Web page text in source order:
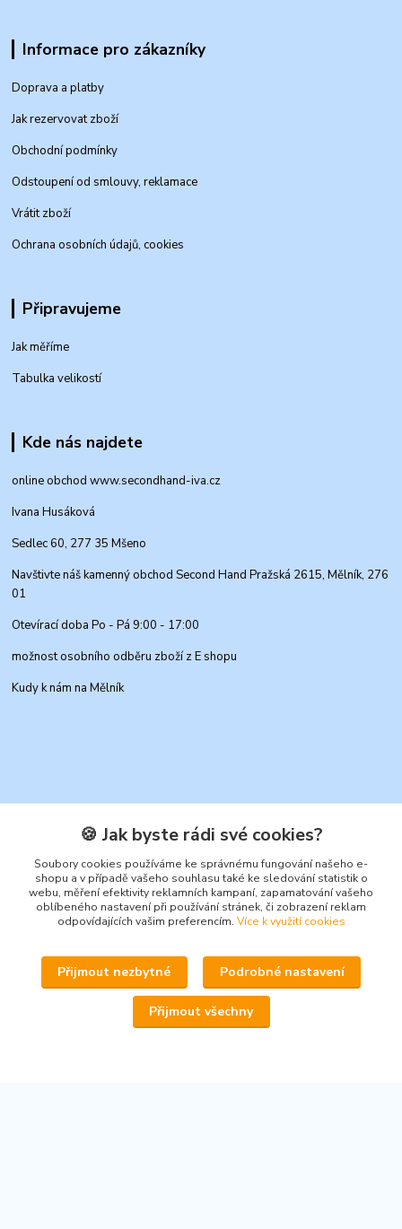
Informace pro zákazníky
Doprava a platby
Jak rezervovat zboží
Obchodní podmínky
Odstoupení od smlouvy, reklamace
Vrátit zboží
Ochrana osobních údajů, cookies
Připravujeme
Jak měříme
Tabulka velikostí
Kde nás najdete
online obchod www.secondhand-iva.cz
Ivana Husáková
Sedlec 60, 277 35 Mšeno
Navštivte náš kamenný obchod Second Hand Pražská 2615, Mělník, 276
01
Otevírací doba Po - Pá 9:00 - 17:00
možnost osobního odběru zboží z E shopu
Kudy k nám na Mělník
Kontakty
Ivana Husáková
+420 315 695 684
🍪 Jak byste rádi své cookies?
Soubory cookies používáme ke správnému fungování našeho e-
shopu a v případě vašeho souhlasu také ke sledování statistik o
webu, měření efektivity reklamních kampaní, zapamatování vašeho
oblíbeného nastavení při používání stránek, či zobrazení reklam
odpovídajících vašim preferencím. Více k využití cookies
Přijmout nezbytné Podrobné nastavení
Přijmout všechny